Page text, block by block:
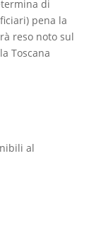
di
pena la
reso noto sul
Toscana
al